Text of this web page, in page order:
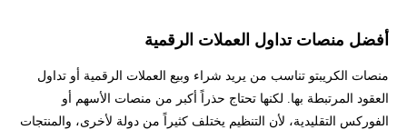
أفضل منصات تداول العملات الرقمية
منصات الكريبتو تناسب من يريد شراء وبيع العملات الرقمية أو تداول
العقود المرتبطة بها. لكنها تحتاج حذراً أكبر من منصات الأسهم أو
الفوركس التقليدية، لأن التنظيم يختلف كثيراً من دولة لأخرى، والمنتجات